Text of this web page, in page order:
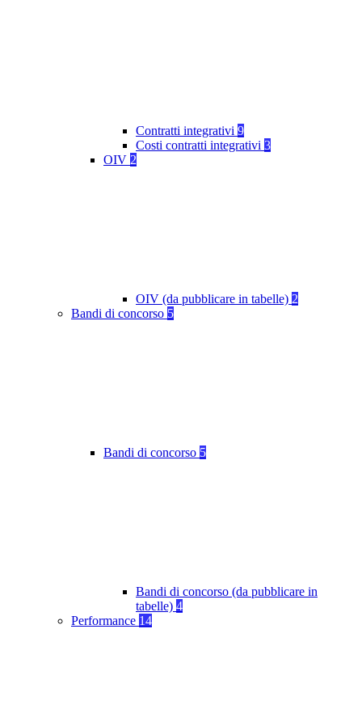
Contratti integrativi 9
Costi contratti integrativi 3
OIV 2
OIV (da pubblicare in tabelle) 2
Bandi di concorso 5
Bandi di concorso 5
Bandi di concorso (da pubblicare in
tabelle) 4
Performance 14